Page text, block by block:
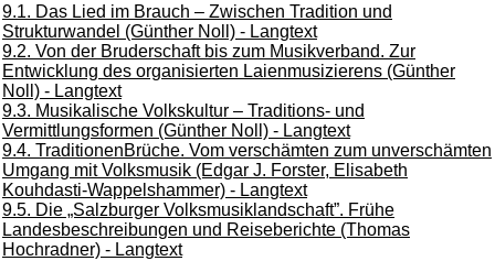
9.1. Das Lied im Brauch – Zwischen Tradition und
Strukturwandel (Günther Noll) - Langtext
9.2. Von der Bruderschaft bis zum Musikverband. Zur
Entwicklung des organisierten Laienmusizierens (Günther
Noll) - Langtext
9.3. Musikalische Volkskultur – Traditions- und
Vermittlungsformen (Günther Noll) - Langtext
9.4. TraditionenBrüche. Vom verschämten zum unverschämten
Umgang mit Volksmusik (Edgar J. Forster, Elisabeth
Kouhdasti-Wappelshammer) - Langtext
9.5. Die „Salzburger Volksmusiklandschaft”. Frühe
Landesbeschreibungen und Reiseberichte (Thomas
Hochradner) - Langtext